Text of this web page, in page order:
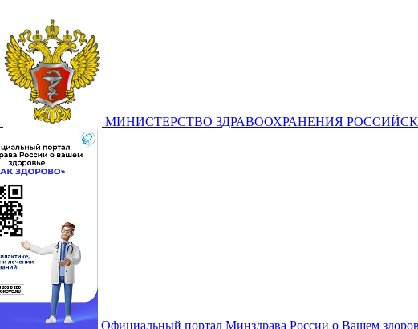
МИНИСТЕРСТВО ЗДРАВООХРАНЕНИЯ
Официальный портал Минздрава России о Вашем